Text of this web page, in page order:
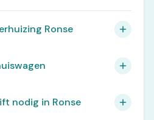
Ronse
nodig in Ronse